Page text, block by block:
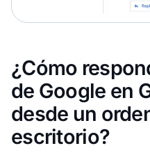
¿Cómo
de Google en
desde un
escritorio?